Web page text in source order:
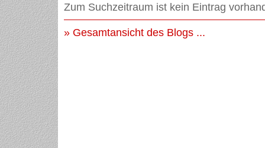
Zum Suchzeitraum ist kein Eintrag
» Gesamtansicht des Blogs ...